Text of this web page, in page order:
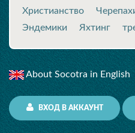
Христианство
Эндемики
Яхтинг
About Socotra in English
ВХОД В АККАУНТ